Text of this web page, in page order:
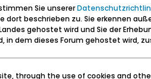
Sie unserer
beschrieben zu. Sie erkennen
gehostet wird und Sie der
in dem dieses Forum gehostet wird,
through the use of cookies and